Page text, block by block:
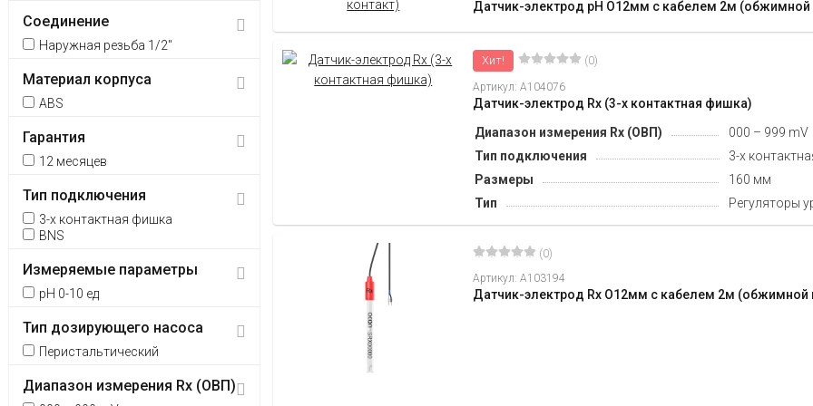
Соединение
Наружная резьба 1/2"
Материал корпуса
ABS
Гарантия
12 месяцев
Тип подключения
3-х контактная фишка
BNS
Измеряемые параметры
рН 0-10 ед
Тип дозирующего насоса
Перистальтический
Диапазон измерения Rx (ОВП)
Датчик-электрод pH O12мм c кабелем 2м (обжимной
Хит! (0)
Артикул: A104076
Датчик-электрод Rx (3-х контактная фишка)
Диапазон измерения Rx (ОВП)
000 – 999 mV
Тип подключения
3-х
Размеры
160 мм
Тип
Регуляторы
(0)
Артикул: A103194
Датчик-электрод Rx O12мм c кабелем 2м (обжимной